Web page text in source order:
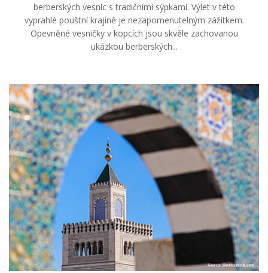
berberských vesnic s tradičními sýpkami. Výlet v této
vyprahlé pouštní krajině je nezapomenutelným zážitkem.
Opevněné vesničky v kopcích jsou skvěle zachovanou
ukázkou berberských...